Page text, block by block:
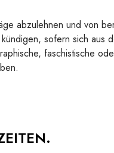
abzulehnen und von
sofern sich aus
faschistische